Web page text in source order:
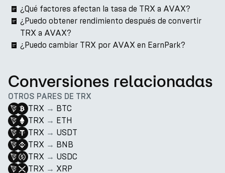
¿Qué factores afectan la tasa de TRX a AVAX?
¿Puedo obtener rendimiento después de convertir
TRX a AVAX?
¿Puedo cambiar TRX por AVAX en EarnPark?
Conversiones relacionadas
OTROS PARES DE TRX
TRX → BTC
TRX → ETH
TRX → USDT
TRX → BNB
TRX → USDC
TRX → XRP